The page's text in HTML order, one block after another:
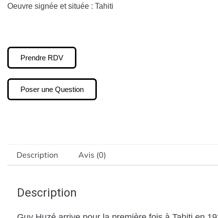
Oeuvre signée et située : Tahiti
Prendre RDV
Poser une Question
Description Avis (0)
Description